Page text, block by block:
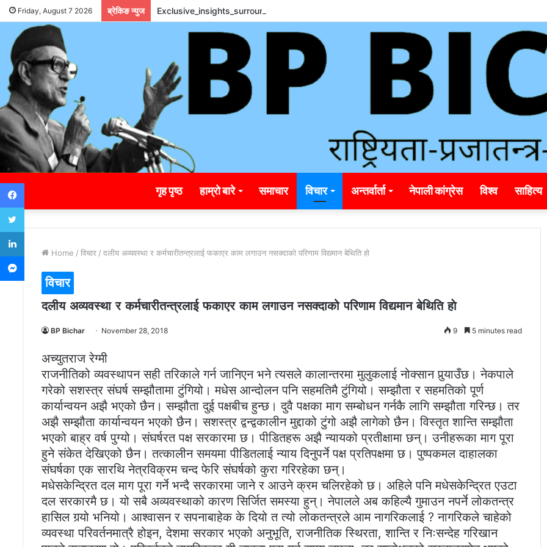
Friday, August 7 2026 ब्रेकिङ न्युज Exclusive_insights_surrounding_rainbet_empower_informed_crypto_wagering_decision
गृह पृष्ठ हाम्रो बारे समाचार विचार अन्तर्वार्ता नेपाली कांग्रेस विश्व साहित्य
Home / विचार / दलीय अव्यवस्था र कर्मचारीतन्त्रलाई फकाएर काम लगाउन नसक्दाको परिणाम विद्यमान बेथिति हाे
विचार
दलीय अव्यवस्था र कर्मचारीतन्त्रलाई फकाएर काम लगाउन नसक्दाको परिणाम विद्यमान बेथिति हाे
BP Bichar November 28, 2018 9 5 minutes read
अच्युतराज रेग्मी
राजनीतिको व्यवस्थापन सही तरिकाले गर्न जानिएन भने त्यसले कालान्तरमा मुलुकलाई नोक्सान पुर्‍याउँछ। नेकपाले
गरेको सशस्त्र संघर्ष सम्झौतामा टुंगियो। मधेस आन्दोलन पनि सहमतिमै टुंगियो। सम्झौता र सहमतिको पूर्ण
कार्यान्वयन अझै भएको छैन। सम्झौता दुई पक्षबीच हुन्छ। दुवै पक्षका माग सम्बोधन गर्नकै लागि सम्झौता गरिन्छ। तर
अझै सम्झौता कार्यान्वयन भएको छैन। सशस्त्र द्वन्द्वकालीन मुद्दाको टुंगो अझै लागेको छैन। विस्तृत शान्ति सम्झौता
भएको बाह्र वर्ष पुग्यो। संघर्षरत पक्ष सरकारमा छ। पीडितहरू अझै न्यायको प्रतीक्षामा छन्। उनीहरूका माग पूरा
हुने संकेत देखिएको छैन। तत्कालीन समयमा पीडितलाई न्याय दिनुपर्ने पक्ष प्रतिपक्षमा छ। पुष्पकमल दाहालका
संघर्षका एक सारथि नेत्रविक्रम चन्द फेरि संघर्षको कुरा गरिरहेका छन्।
मधेसकेन्द्रित दल माग पूरा गर्ने भन्दै सरकारमा जाने र आउने क्रम चलिरहेको छ। अहिले पनि मधेसकेन्द्रित एउटा
दल सरकारमै छ। यो सबै अव्यवस्थाको कारण सिर्जित समस्या हुन्। नेपालले अब कहिल्यै गुमाउन नपर्ने लोकतन्त्र
हासिल गर्‍यो भनियो। आश्वासन र सपनाबाहेक के दियो त त्यो लोकतन्त्रले आम नागरिकलाई ? नागरिकले चाहेको
व्यवस्था परिवर्तनमात्रै होइन, देशमा सरकार भएको अनुभूति, राजनीतिक स्थिरता, शान्ति र निःसन्देह गरिखान
Facebook
Twitter
LinkedIn
Messenger